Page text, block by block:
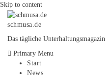
Skip to content
schmusa.de
Das tägliche Unterhaltungsmagazin
Primary Menu
Start
News